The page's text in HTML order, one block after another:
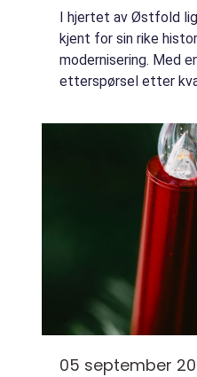
I hjertet av Østfold
kjent for sin rike
modernisering. Med
etterspørsel etter
levere...
05 september